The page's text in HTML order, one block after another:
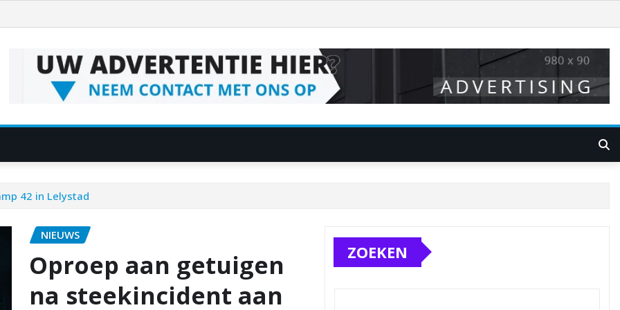
42 in Lelystad
NIEUWS
Oproep aan getuigen
na steekincident aan
ZOEKEN